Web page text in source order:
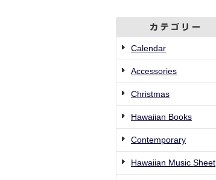
Calendar
Accessories
Christmas
Hawaiian Books
Contemporary
Hawaiian Music Sheet